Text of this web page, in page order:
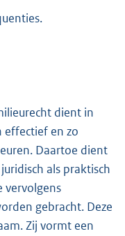
dient in
effectief en zo
Daartoe dient
als praktisch
vervolgens
gebracht. Deze
Zij vormt een